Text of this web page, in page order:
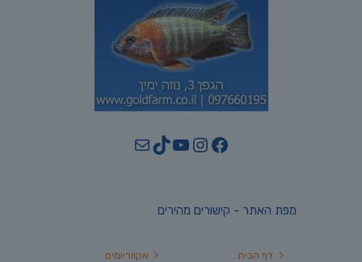
Facebook
Instagram
YouTube
TikTok
Mail
מפת האתר - קישורים מהירים
אקווריומים
דף הבית